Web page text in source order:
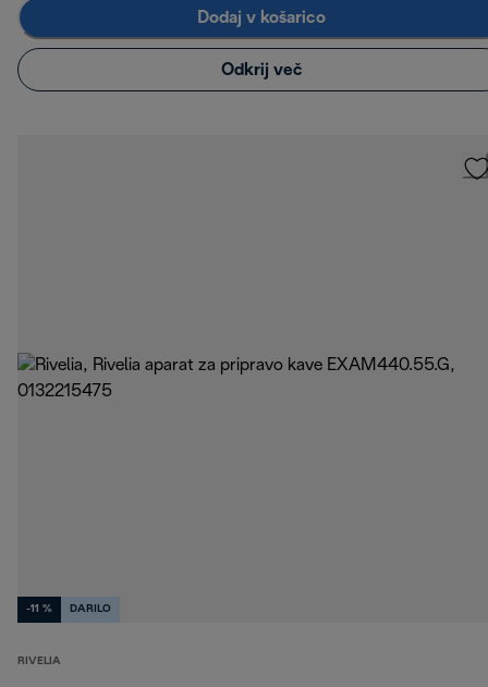
Dodaj v košarico
Odkrij več
-11 % DARILO
RIVELIA